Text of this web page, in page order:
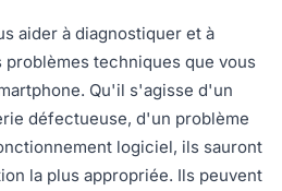
aider à diagnostiquer et à
techniques que vous
Qu'il s'agisse d'un
défectueuse, d'un problème
logiciel, ils sauront
la plus appropriée. Ils peuvent